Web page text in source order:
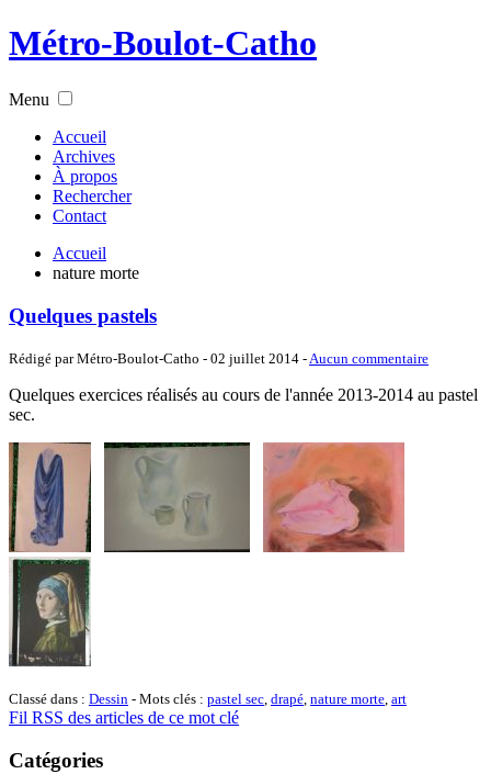
Métro-Boulot-Catho
Menu
Accueil
Archives
À propos
Rechercher
Contact
Accueil
nature morte
Quelques pastels
Rédigé par Métro-Boulot-Catho - 02 juillet 2014 -Aucun commentaire
Quelques exercices réalisés au cours de l'année 2013-2014 au pastel
sec.
Classé dans : Dessin - Mots clés : pastel sec, drapé, nature morte, art
Fil RSS des articles de ce mot clé
Catégories